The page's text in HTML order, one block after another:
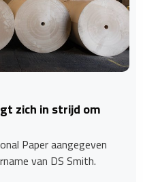
zich in strijd om
Paper aangegeven
van DS Smith.